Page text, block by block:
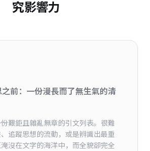
究影響力
前：一份漫長而了無生氣的清
艱鉅且雜亂無章的引文列表。很難
追蹤思想的流動，或是辨識出最重
沒在文字的海洋中，而全貌卻完全